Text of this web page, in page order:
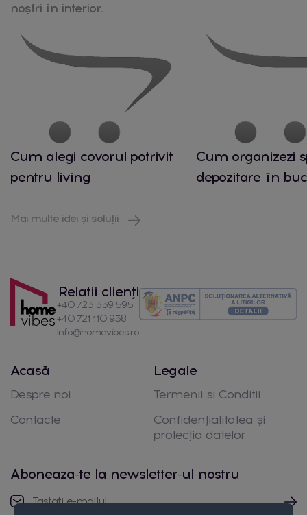
noștri în interior.
Cum alegi covorul potrivit
pentru living
Cum organizezi
depozitare în
Mai multe idei și soluții
Relatii clienți
+40 723 339 595
+40 721 110 938
info@homevibes.ro
Acasă
Despre noi
Contacte
Legale
Termenii si Conditii
Confidențialitatea și
protecția datelor
Aboneaza-te la newsletter-ul nostru